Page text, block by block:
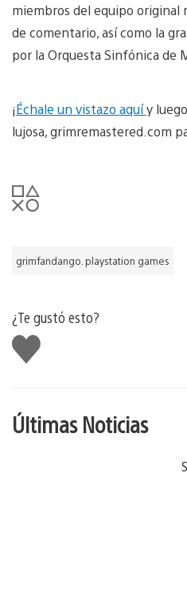
miembros del equipo original
de comentario, así como la
por la Orquesta Sinfónica de
¡Échale un vistazo aquíy
lujosa, grimremastered.com
grimfandango. playstation games
¿Te gustó esto?
Me
gusta
Últimas Noticias